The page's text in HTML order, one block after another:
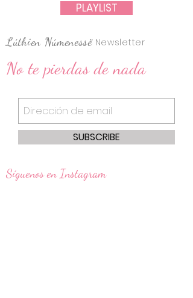
PLAYLIST
Lúthien Númenessë Newsletter
No te pierdas de nada
SUBSCRIBE
​Síguenos en Instagram